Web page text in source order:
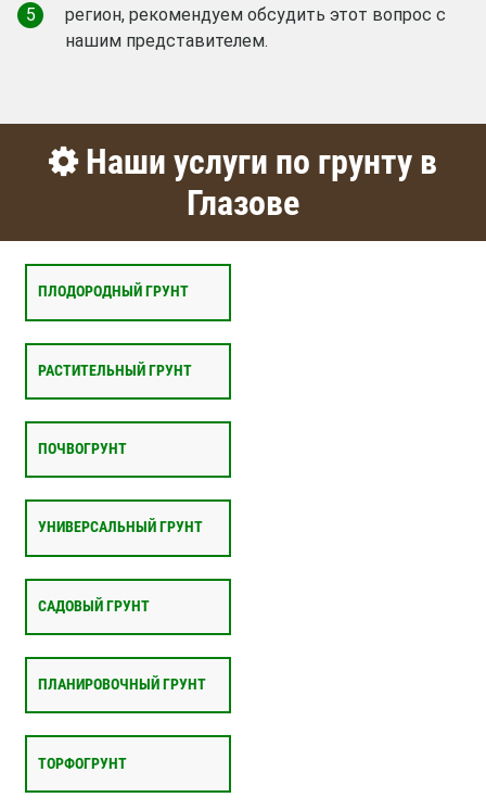
5
регион, рекомендуем обсудить этот вопрос с
нашим представителем.
Наши услуги по грунту в
Глазове
ПЛОДОРОДНЫЙ ГРУНТ
РАСТИТЕЛЬНЫЙ ГРУНТ
ПОЧВОГРУНТ
УНИВЕРСАЛЬНЫЙ ГРУНТ
САДОВЫЙ ГРУНТ
ПЛАНИРОВОЧНЫЙ ГРУНТ
ТОРФОГРУНТ